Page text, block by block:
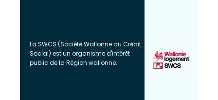
La SWCS (Société Wallonne du Crédit
Social) est un organisme d'intérêt
public de la Région wallonne.